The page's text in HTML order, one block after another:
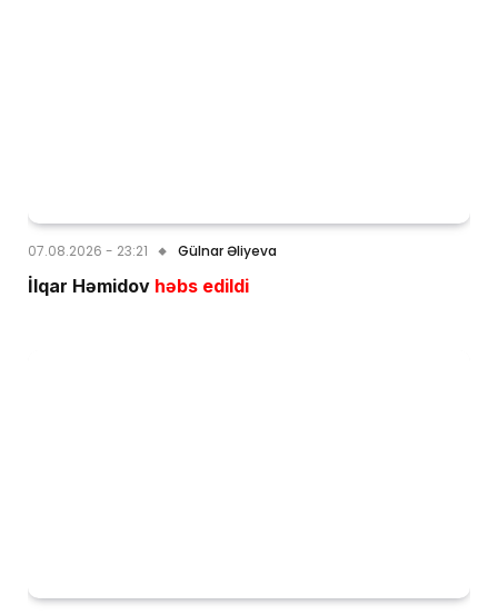
07.08.2026 - 23:21 Gülnar Əliyeva
İlqar Həmidov həbs edildi